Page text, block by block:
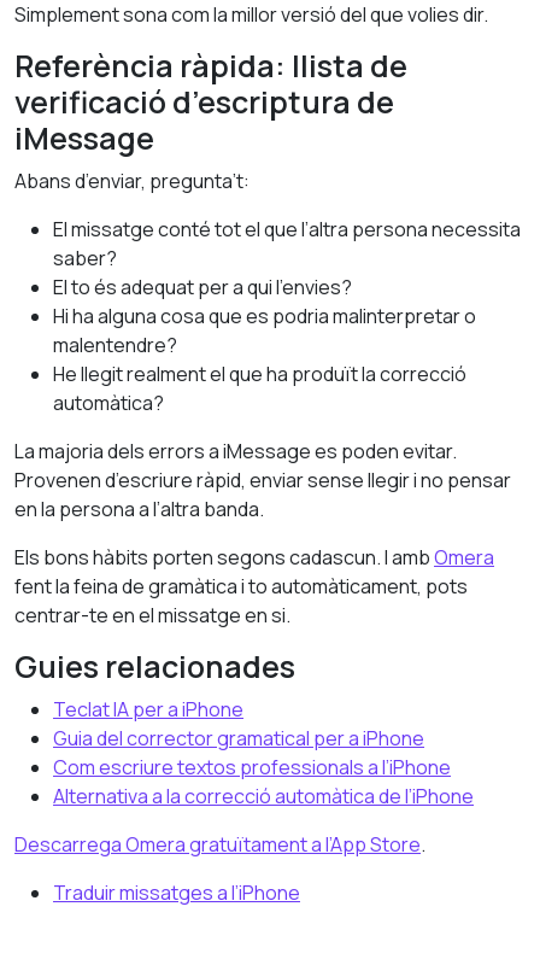
Simplement sona com la millor versió del que volies dir.
Referència ràpida: llista de
verificació d’escriptura de
iMessage
Abans d’enviar, pregunta’t:
El missatge conté tot el que l’altra persona necessita
saber?
El to és adequat per a qui l’envies?
Hi ha alguna cosa que es podria malinterpretar o
malentendre?
He llegit realment el que ha produït la correcció
automàtica?
La majoria dels errors a iMessage es poden evitar.
Provenen d’escriure ràpid, enviar sense llegir i no pensar
en la persona a l’altra banda.
Els bons hàbits porten segons cadascun. I ambOmera
fent la feina de gramàtica i to automàticament, pots
centrar-te en el missatge en si.
Guies relacionades
Teclat IA per a iPhone
Guia del corrector gramatical per a iPhone
Com escriure textos professionals a l’iPhone
Alternativa a la correcció automàtica de l’iPhone
Descarrega Omera gratuïtament a l’App Store.
Traduir missatges a l’iPhone